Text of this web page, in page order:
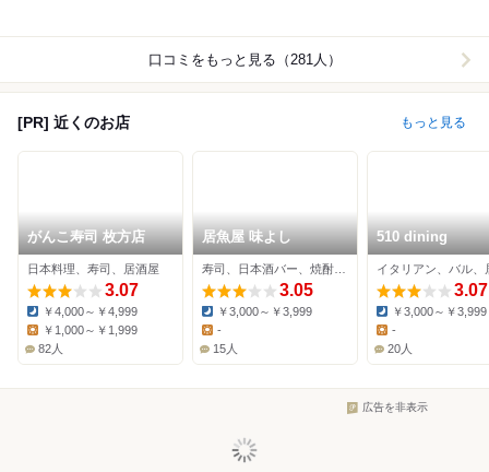
口コミをもっと見る（281人）
[PR] 近くのお店 もっと見る
がんこ寿司 枚方店
日本料理、寿司、居酒屋
3.07
Dinner:
￥4,000～￥4,999
Lunch:
￥1,000～￥1,999
82人
居魚屋 味よし
3.05
Dinner:
￥3,000～￥3,999
Lunch:
-
15人
510 dining
イタリアン、バル、
3.07
Dinner:
￥3,000～￥3,999
Lunch:
-
20人
広告を非表示